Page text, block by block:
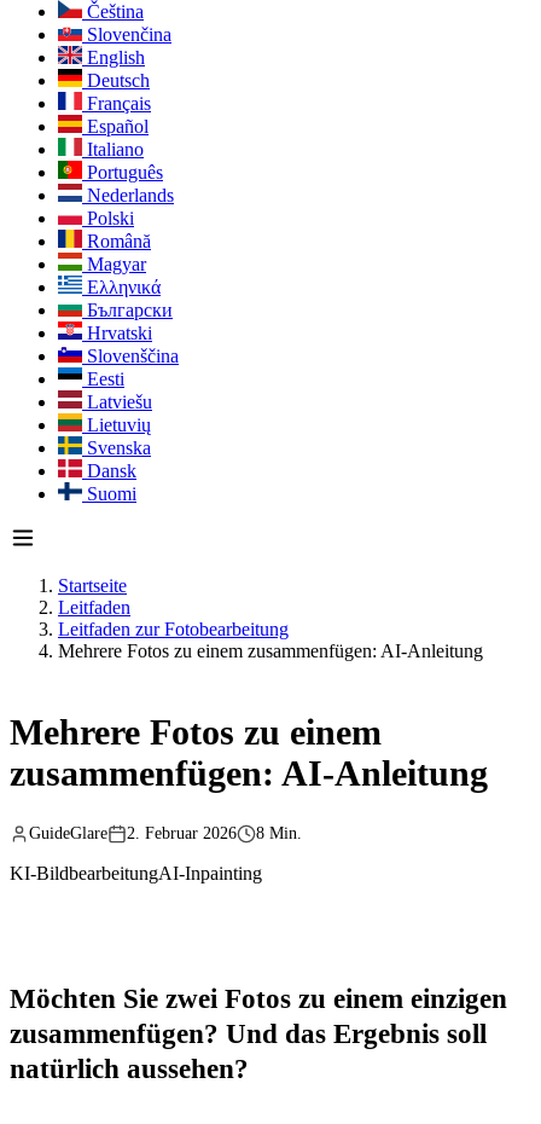
Čeština
Slovenčina
English
Deutsch
Français
Español
Italiano
Português
Nederlands
Polski
Română
Magyar
Ελληνικά
Български
Hrvatski
Slovenščina
Eesti
Latviešu
Lietuvių
Svenska
Dansk
Suomi
Startseite
Leitfaden
Leitfaden zur Fotobearbeitung
Mehrere Fotos zu einem zusammenfügen: AI-Anleitung
Mehrere Fotos zu einem
zusammenfügen: AI-Anleitung
GuideGlare 2. Februar 2026 8 Min.
KI-BildbearbeitungAI-Inpainting
Möchten Sie zwei Fotos zu einem einzigen
zusammenfügen? Und das Ergebnis soll
natürlich aussehen?